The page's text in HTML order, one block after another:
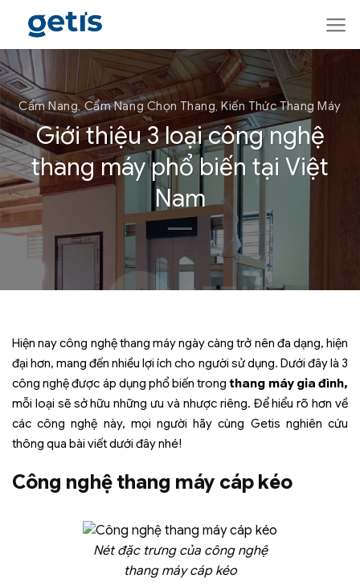
content
Cẩm Nang Cẩm Nang Chọn Thang Kiến Thức Thang Máy
Giới thiệu 3 loại công nghệ
thang máy phổ biến tại Việt
Nam
Hiện nay công nghệ thang máy ngày càng trở nên đa dạng, hiện
đại hơn, mang đến nhiều lợi ích cho người sử dụng. Dưới đây là 3
công nghệ được áp dụng phổ biến trongthang máy gia đình,
mỗi loại sẽ sở hữu những ưu và nhược riêng. Để hiểu rõ hơn về
các công nghệ này, mọi người hãy cùng Getis nghiên cứu
thông qua bài viết dưới đây nhé!
Công nghệ thang máy cáp kéo
Nét đặc trưng của công nghệ
thang máy cáp kéo